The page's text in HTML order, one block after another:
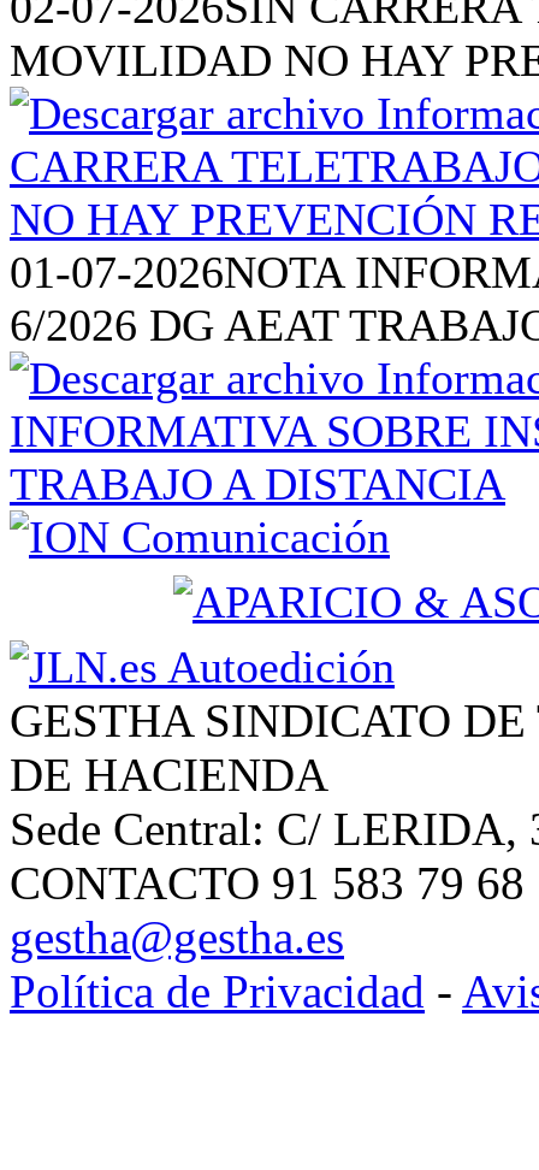
MOVILIDAD NO HAY
01-07-2026NOTA
6/2026 DG AEAT
GESTHA SINDICATO
DE HACIENDA
Sede Central: C/
CONTACTO 91 583 79
gestha@gestha.es
Política de Privacidad -